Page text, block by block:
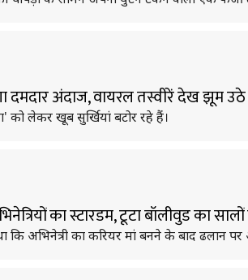
दमदार अंदाज, वायरल तस्वीरें देख झूम
लेकर खूब सुर्खियां बटोर रहे हैं।
का स्टारडम, टूटा बॉलीवुड का
कि अभिनेत्री का करियर मां बनने के बाद ढलान